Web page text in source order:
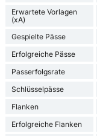
Erwartete Vorlagen
(xA)
Gespielte Pässe
Erfolgreiche Pässe
Passerfolgsrate
Schlüsselpässe
Flanken
Erfolgreiche Flanken